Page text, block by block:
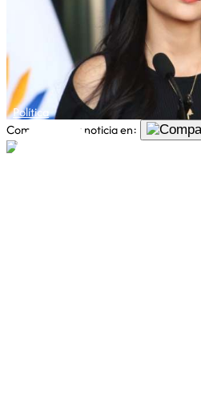
Comparte esta noticia en:
Política